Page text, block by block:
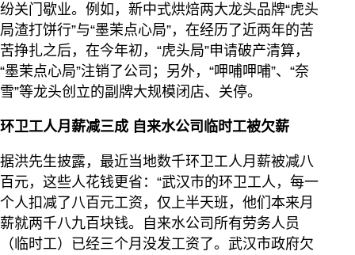
纷关门歇业。例如，新中式烘焙两大龙头品牌“虎头
局渣打饼行”与“墨茉点心局”，在经历了近两年的苦
苦挣扎之后，在今年初，“虎头局”申请破产清算，
“墨茉点心局”注销了公司；另外，“呷哺呷哺”、“奈
雪”等龙头创立的副牌大规模闭店、关停。
环卫工人月薪减三成 自来水公司临时工被欠薪
据洪先生披露，最近当地数千环卫工人月薪被减八
百元，这些人花钱更省：“武汉市的环卫工人，每一
个人扣减了八百元工资，仅上半天班，他们本来月
薪就两千八九百块钱。自来水公司所有劳务人员
（临时工）已经三个月没发工资了。武汉市政府欠